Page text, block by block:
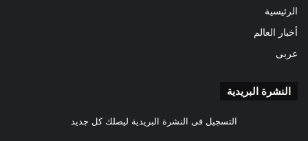
الرئيسية
أخبار العالم
عربى
النشرة البريدية
التسجيل فى النشرة البريدية ليصلك كل جديد